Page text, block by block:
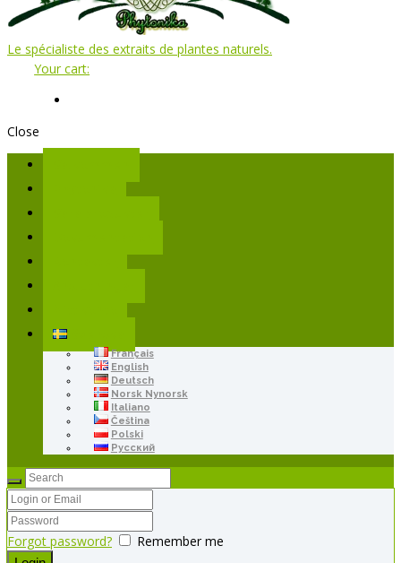
Le spécialiste des extraits de plantes naturels.
Your cart:
Close
Français
English
Deutsch
Norsk Nynorsk
Italiano
Čeština
Polski
Русский
Forgot password? Remember me